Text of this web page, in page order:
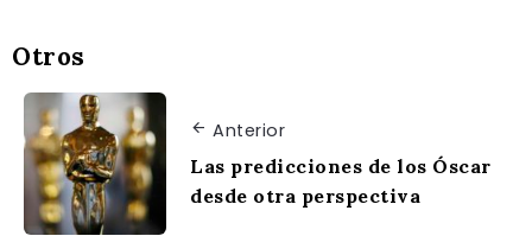
Otros
Anterior
Las predicciones de los Óscar
desde otra perspectiva